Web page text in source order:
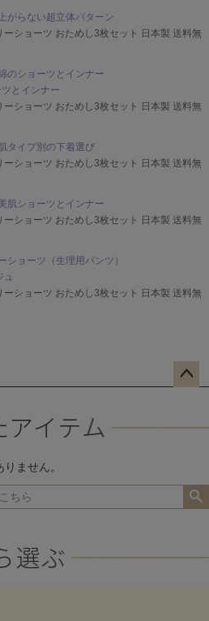
がらない超立体パターン
ショーツ おためし3枚セット 日本製 送料無
のショーツとインナー
とインナー
ショーツ おためし3枚セット 日本製 送料無
タイプ別の下着選び
ショーツ おためし3枚セット 日本製 送料無
肌ショーツとインナー
ショーツ おためし3枚セット 日本製 送料無
ショーツ（生理用パンツ）
ュ
ショーツ おためし3枚セット 日本製 送料無
ません。